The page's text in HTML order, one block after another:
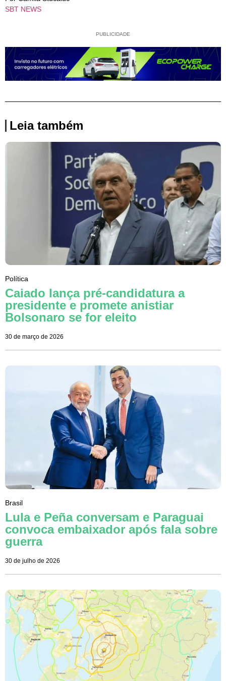
SBT NEWS
PUBLICIDADE
Leia também
Política
Caiado lança pré-candidatura a
presidente e promete anistiar
Bolsonaro se for eleito
30 de março de 2026
Brasil
Lula e Peña conversam e Paraguai
convoca embaixador após fala sobre
guerra
30 de julho de 2026